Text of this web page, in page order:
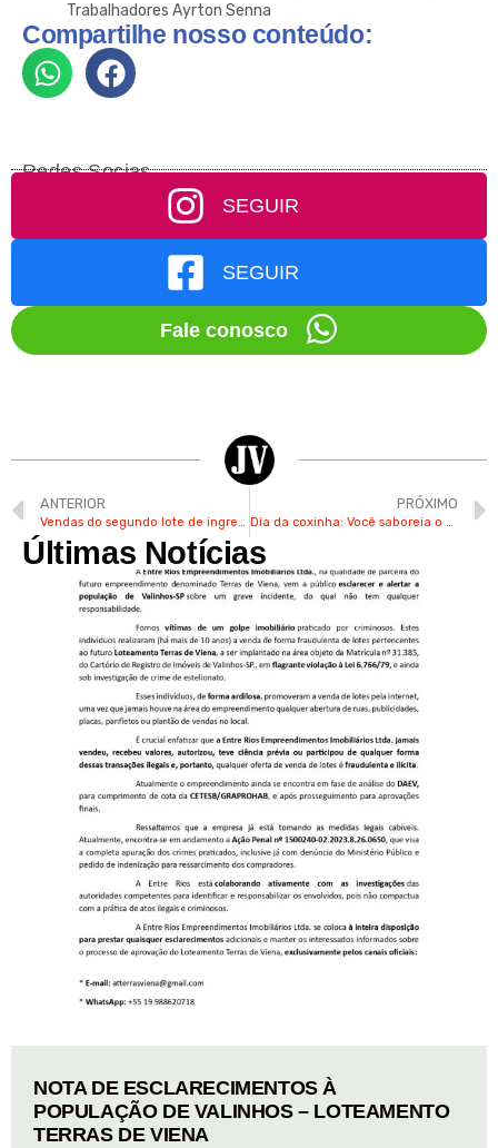
Trabalhadores Ayrton Senna
Compartilhe nosso conteúdo:
Redes Socias
SEGUIR
SEGUIR
Fale conosco
ANTERIOR
Vendas do segundo lote de ingressos da Expoflora têm início nesta terça
PRÓXIMO
Dia da coxinha: Você saboreia o salgado pela “pontinha” ou pela “bundinha”?
Últimas Notícias
NOTA DE ESCLARECIMENTOS À
POPULAÇÃO DE VALINHOS – LOTEAMENTO
TERRAS DE VIENA